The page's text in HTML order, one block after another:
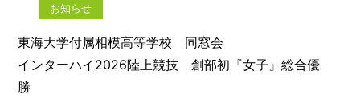
お知らせ
東海大学付属相模高等学校 同窓会
インターハイ2026陸上競技 創部初『女子』総合優
勝